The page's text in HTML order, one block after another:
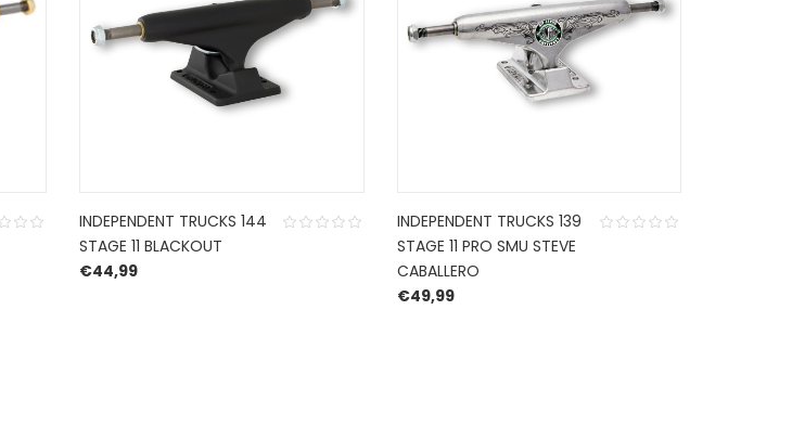
INDEPENDENT TRUCKS 144
STAGE 11 BLACKOUT
€44,99
INDEPENDENT TRUCKS 139
STAGE 11 PRO SMU STEVE
CABALLERO
€49,99